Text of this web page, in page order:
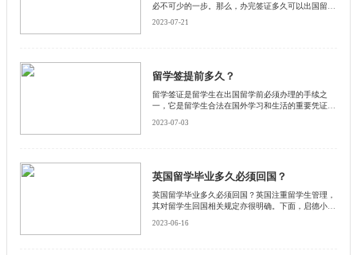
必不可少的一步。那么，办完签证多久可以出国留学
2023-07-21
留学签提前多久？
留学签证是留学生在出国留学前必须办理的手续之
一，它是留学生合法在国外学习和生活的重要凭证。
2023-07-03
英国留学毕业多久必须回国？
英国留学毕业多久必须回国？英国注重留学生管理，
其对留学生回国相关规定亦很明确。下面，启德小编
的规定，希望我的分享可以帮助到大家。
2023-06-16